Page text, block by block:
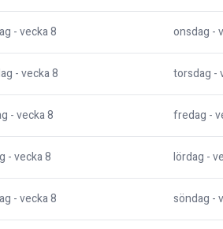
- vecka8 onsdag -
- vecka8 torsdag -
- vecka8 fredag -
- vecka8 lördag -
- vecka8 söndag -